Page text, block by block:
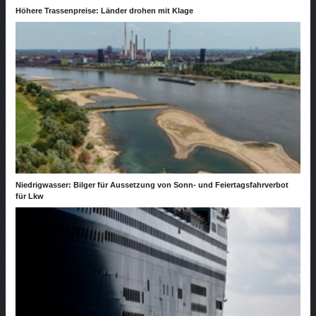
Höhere Trassenpreise: Länder drohen mit Klage
Niedrigwasser: Bilger für Aussetzung von Sonn- und Feiertagsfahrverbot
für Lkw